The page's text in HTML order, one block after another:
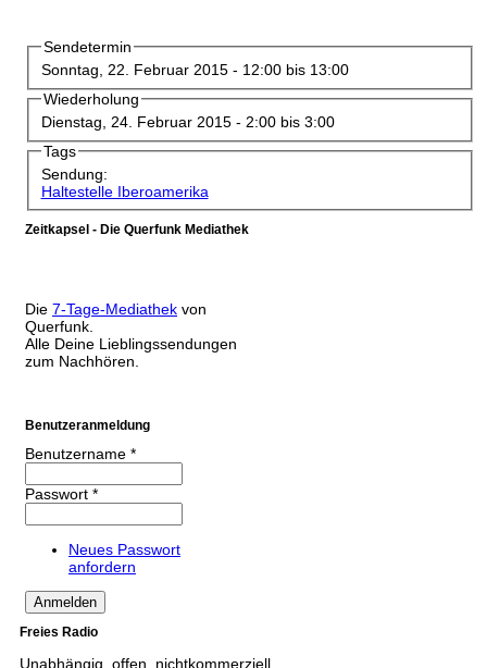
Sendetermin
Sonntag, 22. Februar 2015 - 12:00bis 13:00
Wiederholung
Dienstag, 24. Februar 2015 - 2:00bis 3:00
Tags
Sendung:
Haltestelle Iberoamerika
Zeitkapsel - Die Querfunk Mediathek
Die 7-Tage-Mediathek von
Querfunk.
Alle Deine Lieblingssendungen
zum Nachhören.
Benutzeranmeldung
Benutzername *
Passwort *
Neues Passwort
anfordern
Freies Radio
Unabhängig, offen, nichtkommerziell,